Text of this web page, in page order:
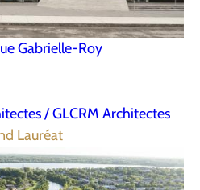
Gabrielle-Roy
/ GLCRM Architectes
Lauréat